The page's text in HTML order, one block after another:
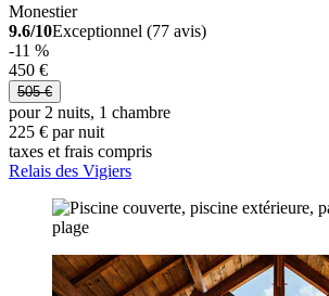
Monestier
9.6/10Exceptionnel (77 avis)
-11 %
450 €
505 €
pour 2 nuits, 1 chambre
225 € par nuit
taxes et frais compris
Relais des Vigiers